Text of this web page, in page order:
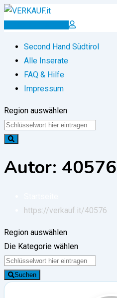
Zum
Inserat erstellen
Second Hand Südtirol
Alle Inserate
FAQ & Hilfe
Impressum
Region auswählen
Autor: 40576
https://verkauf.it/40576
Region auswählen
Die Kategorie wählen
Suchen